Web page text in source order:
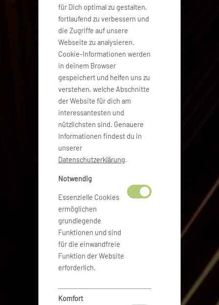
für Dich optimal zu gestalten,
fortlaufend zu verbessern und
die Zugriffe auf unsere
Webseite zu analysieren.
Cookie-Informationen werden
in deinem Browser
gespeichert und helfen uns zu
verstehen, welche Abschnitte
der Website für dich am
interessantesten und
nützlichsten sind. Genauere
Informationen findest du in
unserer
Datenschutzerklärung.
Notwendig
Essenzielle Cookies
ermöglichen
grundlegende
Funktionen und sind
für die einwandfreie
Funktion der Website
erforderlich.
Komfort